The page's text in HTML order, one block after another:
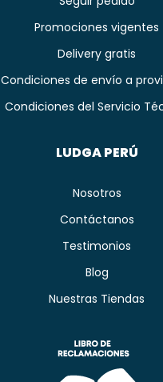
Promociones vigentes
Delivery gratis
Condiciones de envío a
Condiciones del Servicio
LUDGA PERÚ
Nosotros
Contáctanos
Testimonios
Blog
Nuestras Tiendas